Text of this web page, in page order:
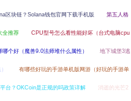
区块链？Solana钱包官网下载手机版 第五人格
全推荐 CPU型号怎么看性能好坏（台式电脑cpu
个好（魔兽9.0法师堆什么属性） 地下城堡3逃
有哪些好玩的手游单机版网游（好玩的手游单
台？OKCoin是正规的吗政策详解 消逝的光芒2